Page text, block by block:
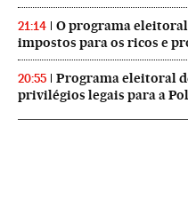
21:14
O programa eleitoral
impostos para os ricos e
20:55
Programa eleitoral
privilégios legais para a